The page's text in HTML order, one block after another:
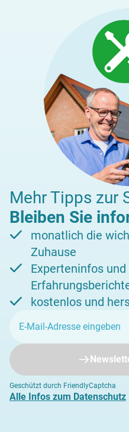
Mehr Tipps zur
Bleiben Sie
monatlich die
Zuhause
Experteninfos
kostenlos und
Geschützt durch FriendlyCaptcha
Alle Infos zum Datenschutz